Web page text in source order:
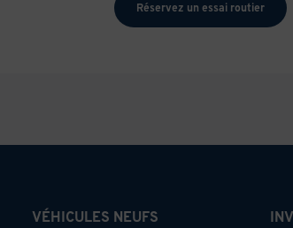
Réservez un essai routier
VÉHICULES NEUFS